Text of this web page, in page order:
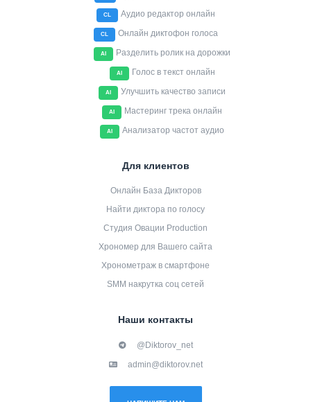
CL Аудио редактор онлайн
CL Онлайн диктофон голоса
AI Разделить ролик на дорожки
AI Голос в текст онлайн
AI Улучшить качество записи
AI Мастеринг трека онлайн
AI Анализатор частот аудио
Для клиентов
Онлайн База Дикторов
Найти диктора по голосу
Студия Овации Production
Хрономер для Вашего сайта
Хронометраж в смартфоне
SMM накрутка соц сетей
Наши контакты
@Diktorov_net
admin@diktorov.net